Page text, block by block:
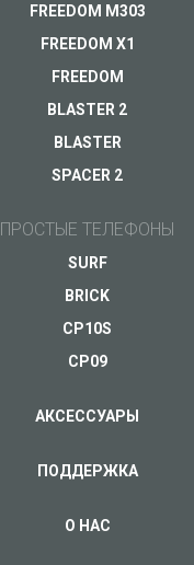
FREEDOM M303
FREEDOM X1
FREEDOM
BLASTER 2
BLASTER
SPACER 2
ПРОСТЫЕ ТЕЛЕФОНЫ
SURF
BRICK
CP10S
CP09
АКСЕССУАРЫ
ПОДДЕРЖКА
О НАС